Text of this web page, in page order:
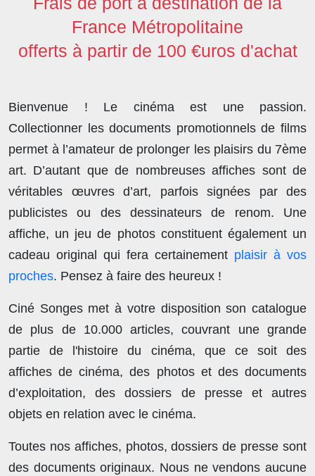
France Métropolitaine
offerts à partir de 100 €uros d'achat
Bienvenue ! Le cinéma est une passion.
Collectionner les documents promotionnels de films
permet à l’amateur de prolonger les plaisirs du 7ème
art. D’autant que de nombreuses affiches sont de
véritables œuvres d’art, parfois signées par des
publicistes ou des dessinateurs de renom. Une
affiche, un jeu de photos constituent également un
cadeau original qui fera certainement plaisir à vos
proches. Pensez à faire des heureux !
Ciné Songes met à votre disposition son catalogue
de plus de 10.000 articles, couvrant une grande
partie de l'histoire du cinéma, que ce soit des
affiches de cinéma, des photos et des documents
d’exploitation, des dossiers de presse et autres
objets en relation avec le cinéma.
Toutes nos affiches, photos, dossiers de presse sont
des documents originaux. Nous ne vendons aucune